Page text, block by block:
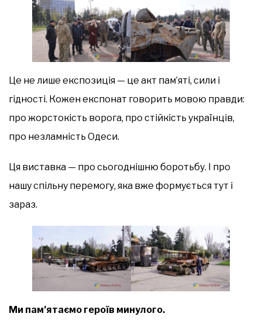
Це не лише експозиція — це акт пам’яті, сили і
гідності. Кожен експонат говорить мовою правди:
про жорстокість ворога, про стійкість українців,
про незламність Одеси.
Ця виставка — про сьогоднішню боротьбу. І про
нашу спільну перемогу, яка вже формується тут і
зараз.
Ми пам’ятаємо героїв минулого.